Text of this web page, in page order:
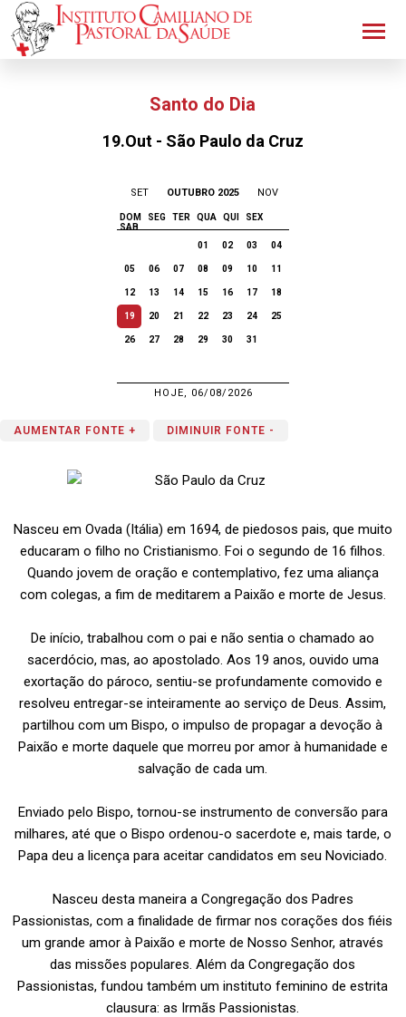
Santo do Dia
19.Out - São Paulo da Cruz
SET OUTUBRO 2025 NOV
DOM SEG TER QUA QUI
SEX
SAB
01
02 03 04
05 06 07 08 09 10 11
12 13 14 15 16 17 18
19 20 21 22 23 24 25
26 27 28 29 30 31
HOJE, 06/08/2026
AUMENTAR FONTE + DIMINUIR FONTE -
Nasceu em Ovada (Itália) em 1694, de piedosos pais, que muito
educaram o filho no Cristianismo. Foi o segundo de 16 filhos.
Quando jovem de oração e contemplativo, fez uma aliança
com colegas, a fim de meditarem a Paixão e morte de Jesus.
De início, trabalhou com o pai e não sentia o chamado ao
sacerdócio, mas, ao apostolado. Aos 19 anos, ouvido uma
exortação do pároco, sentiu-se profundamente comovido e
resolveu entregar-se inteiramente ao serviço de Deus. Assim,
partilhou com um Bispo, o impulso de propagar a devoção à
Paixão e morte daquele que morreu por amor à humanidade e
salvação de cada um.
Enviado pelo Bispo, tornou-se instrumento de conversão para
milhares, até que o Bispo ordenou-o sacerdote e, mais tarde, o
Papa deu a licença para aceitar candidatos em seu Noviciado.
Nasceu desta maneira a Congregação dos Padres
Passionistas, com a finalidade de firmar nos corações dos fiéis
um grande amor à Paixão e morte de Nosso Senhor, através
das missões populares. Além da Congregação dos
Passionistas, fundou também um instituto feminino de estrita
clausura: as Irmãs Passionistas.